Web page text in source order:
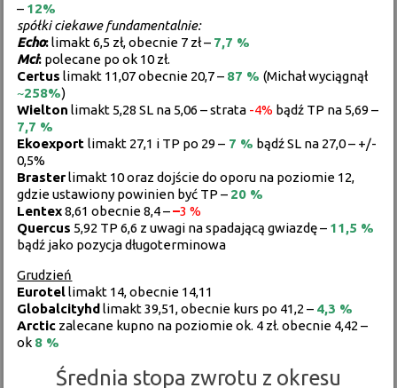
– 12%
spółki ciekawe fundamentalnie:
Echo:limakt 6,5 zł, obecnie 7 zł – 7,7 %
Mci: polecane po ok 10 zł.
Certus limakt 11,07 obecnie 20,7 – 87 %(Michał wyciągnął
~258%)
Wielton limakt 5,28 SL na 5,06 – strata -4% bądź TP na 5,69 –
7,7 %
Ekoexportlimakt 27,1 i TP po 29 – 7 % bądź SL na 27,0 – +/-
0,5%
Brasterlimakt 10 oraz dojście do oporu na poziomie 12,
gdzie ustawiony powinien być TP – 20 %
Lentex8,61 obecnie 8,4 ––3 %
Quercus 5,92 TP 6,6 z uwagi na spadającą gwiazdę – 11,5 %
bądź jako pozycja długoterminowa
Grudzień
Eurotellimakt 14, obecnie 14,11
Globalcityhdlimakt 39,51, obecnie kurs po 41,2 – 4,3 %
Arctic zalecane kupno na poziomie ok. 4 zł. obecnie 4,42 –
ok 8 %
Średnia stopa zwrotu z okresu